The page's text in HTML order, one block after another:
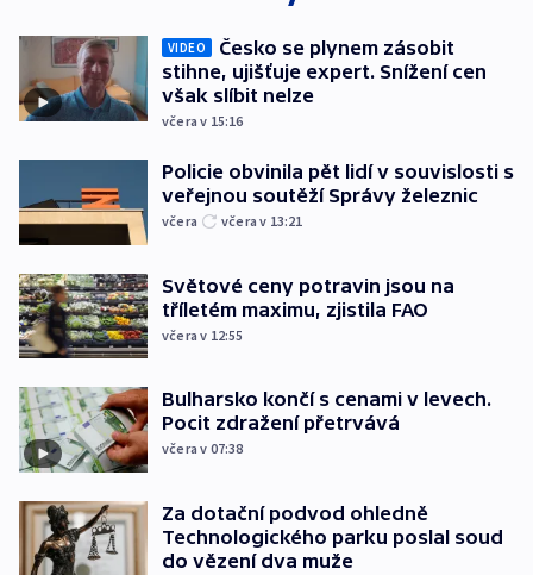
VIDEO
Česko se plynem zásobit
stihne, ujišťuje expert. Snížení cen
však slíbit nelze
včera v 15:16
Policie obvinila pět lidí v souvislosti s
veřejnou soutěží Správy železnic
včera včera v 13:21
Světové ceny potravin jsou na
tříletém maximu, zjistila FAO
včera v 12:55
Bulharsko končí s cenami v levech.
Pocit zdražení přetrvává
včera v 07:38
Za dotační podvod ohledně
Technologického parku poslal soud
do vězení dva muže